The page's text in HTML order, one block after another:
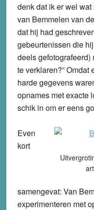
denk dat ik er wel
van Bemmelen van
dat hij had
gebeurtenissen die
deels gefotografeerd)
te verklaren?”
harde gegevens
opnames met exacte
schik in om er eens
Even
kort
samengevat: Van
experimenteren met